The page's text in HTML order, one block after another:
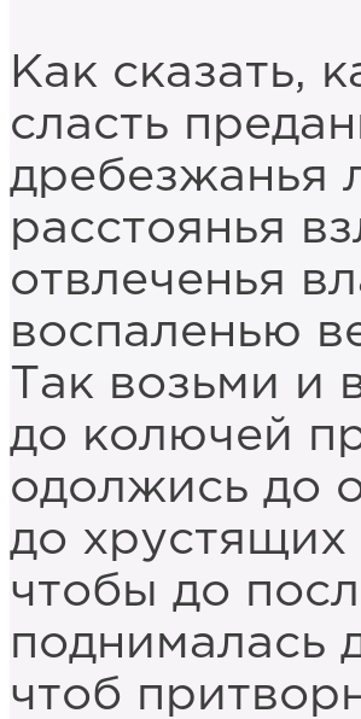
Как сказать,
сласть
дребезжанья
расстоянья
отвлеченья
воспаленью
Так возьми
до колючей
одолжись до
до хрустящих
чтобы до
поднималась
чтоб